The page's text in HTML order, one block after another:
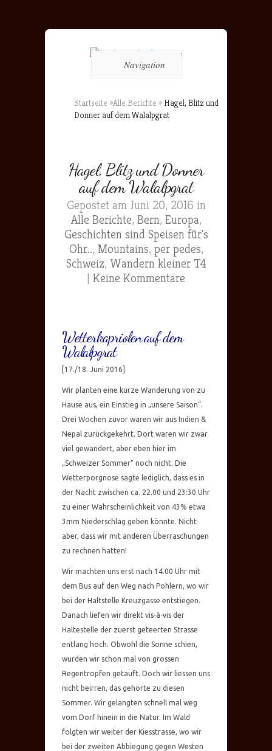
Navigation
Startseite »Alle Berichte » Hagel, Blitz und
Donner auf dem Walalpgrat
Hagel, Blitz und Donner
auf dem Walalpgrat
Gepostet am Juni 20, 2016 in
Alle Berichte, Bern, Europa,
Geschichten sind Speisen für's
Ohr.., Mountains, per pedes,
Schweiz, Wandern kleiner T4
| Keine Kommentare
Wetterkapriolen auf dem
Walalpgrat
[17./18. Juni 2016]
Wir planten eine kurze Wanderung von zu
Hause aus, ein Einstieg in „unsere Saison“.
Drei Wochen zuvor waren wir aus Indien &
Nepal zurückgekehrt. Dort waren wir zwar
viel gewandert, aber eben hier im
„Schweizer Sommer“ noch nicht. Die
Wetterporgnose sagte lediglich, dass es in
der Nacht zwischen ca. 22.00 und 23:30 Uhr
zu einer Wahrscheinlichkeit von 43% etwa
3mm Niederschlag geben könnte. Nicht
aber, dass wir mit anderen Überraschungen
zu rechnen hatten!
Wir machten uns erst nach 14.00 Uhr mit
dem Bus auf den Weg nach Pohlern, wo wir
bei der Haltstelle Kreuzgasse entstiegen.
Danach liefen wir direkt vis-à-vis der
Haltestelle der zuerst geteerten Strasse
entlang hoch. Obwohl die Sonne schien,
wurden wir schon mal von grossen
Regentropfen getauft. Doch wir liessen uns
nicht beirren, das gehörte zu diesen
Sommer. Wir gelangten schnell mal weg
vom Dorf hinein in die Natur. Im Wald
folgten wir weiter der Kiesstrasse, wo wir
bei der zweiten Abbiegung gegen Westen